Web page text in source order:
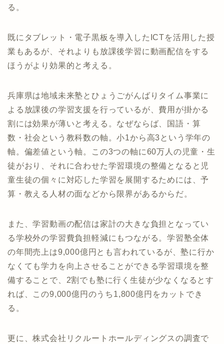
る。
既にタブレット・電子黒板を導入したICTを活用した授
業もあるが、それよりも放課後学習に動画配信をする
ほうがより効果的と考える。
兵庫県は地域未来塾とひょうごがんばりタイム事業に
よる放課後の学習支援を行っているが、費用が掛かる
割には効果が薄いと考える。なぜならば、国語・算
数・社会という教科数の軸。小1から高3という学年の
軸。偏差値という軸。この3つの軸に60万人の児童・生
徒がおり、それに合わせた学習環境の整備となると児
童生徒の個々に対応した学習を展開するためには、予
算・教える人材の面などから限界があるからだ。
また、学習動画の配信は家計の大きな負担となってい
る学校外の学習費負担軽減にもつながる。学習塾全体
の年間売上は9,000億円とも言われているが、塾に行か
なくても学力を向上させることができる学習環境を整
備することで、2割でも塾に行く生徒が少なくなるとす
れば、この9,000億円のうち1,800億円をカットでき
る。
更に、株式会社リクルートホールディングスの調査で